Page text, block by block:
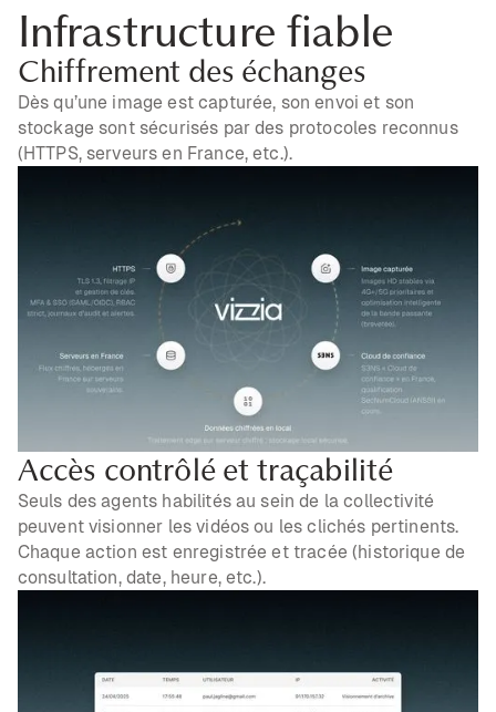
Infrastructure fiable
Chiffrement des échanges
Dès qu’une image est capturée, son envoi et son
stockage sont sécurisés par des protocoles reconnus
(HTTPS, serveurs en France, etc.).
Accès contrôlé et traçabilité
Seuls des agents habilités au sein de la collectivité
peuvent visionner les vidéos ou les clichés pertinents.
Chaque action est enregistrée et tracée (historique de
consultation, date, heure, etc.).